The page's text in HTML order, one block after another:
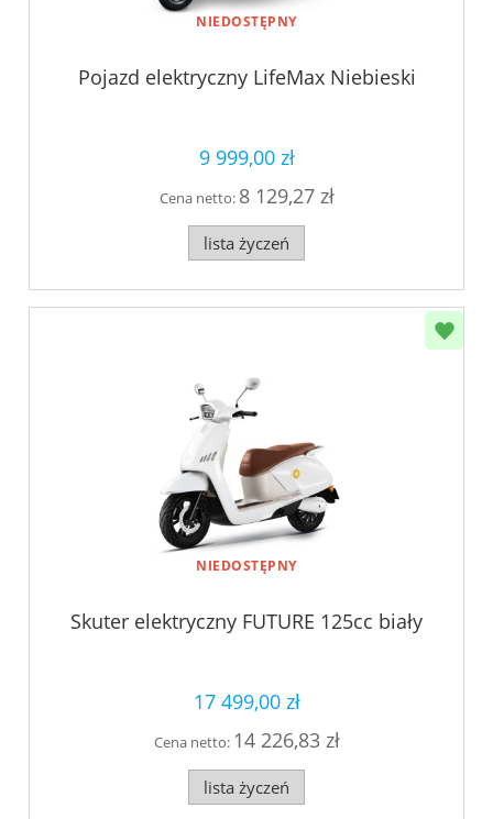
NIEDOSTĘPNY
Pojazd elektryczny LifeMax Niebieski
9 999,00 zł
Cena netto: 8 129,27 zł
lista życzeń
NIEDOSTĘPNY
Skuter elektryczny FUTURE 125cc biały
17 499,00 zł
Cena netto: 14 226,83 zł
lista życzeń